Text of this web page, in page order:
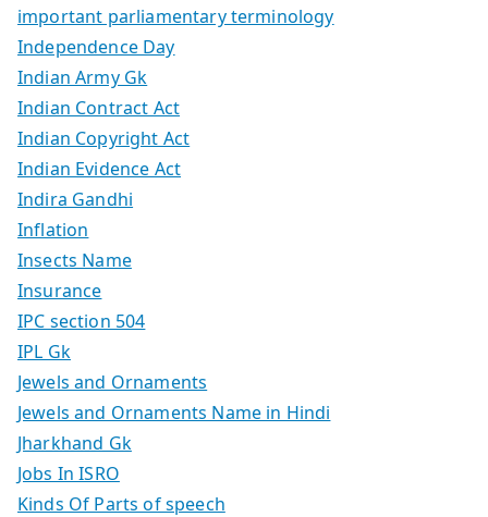
important parliamentary terminology
Independence Day
Indian Army Gk
Indian Contract Act
Indian Copyright Act
Indian Evidence Act
Indira Gandhi
Inflation
Insects Name
Insurance
IPC section 504
IPL Gk
Jewels and Ornaments
Jewels and Ornaments Name in Hindi
Jharkhand Gk
Jobs In ISRO
Kinds Of Parts of speech